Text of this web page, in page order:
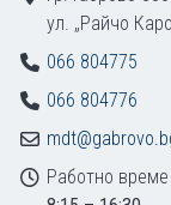
ул. „Райчо
066 804775
066 804776
Работно време